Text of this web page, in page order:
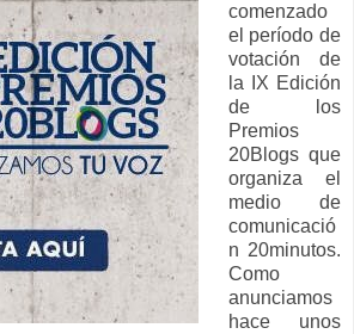
comenzado
el período de
votación de
la IX Edición
de los
Premios
20Blogs que
organiza el
medio de
comunicació
n 20minutos.
Como
anunciamos
hace unos